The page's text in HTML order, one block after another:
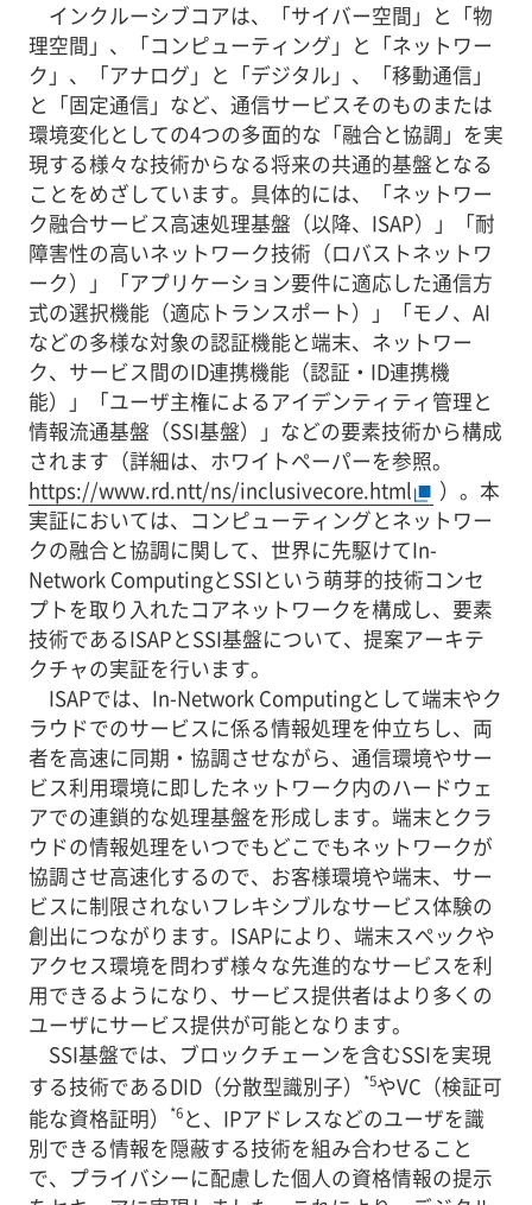
インクルーシブコアは、「サイバー空間」と「物
理空間」、「コンピューティング」と「ネットワー
ク」、「アナログ」と「デジタル」、「移動通信」
と「固定通信」など、通信サービスそのものまたは
環境変化としての4つの多面的な「融合と協調」を実
現する様々な技術からなる将来の共通的基盤となる
ことをめざしています。具体的には、「ネットワー
ク融合サービス高速処理基盤（以降、ISAP）」「耐
障害性の高いネットワーク技術（ロバストネットワ
ーク）」「アプリケーション要件に適応した通信方
式の選択機能（適応トランスポート）」「モノ、AI
などの多様な対象の認証機能と端末、ネットワー
ク、サービス間のID連携機能（認証・ID連携機
能）」「ユーザ主権によるアイデンティティ管理と
情報流通基盤（SSI基盤）」などの要素技術から構成
されます（詳細は、ホワイトペーパーを参照。
https://www.rd.ntt/ns/inclusivecore.html
）。本
実証においては、コンピューティングとネットワー
クの融合と協調に関して、世界に先駆けてIn-
Network ComputingとSSIという萌芽的技術コンセ
プトを取り入れたコアネットワークを構成し、要素
技術であるISAPとSSI基盤について、提案アーキテ
クチャの実証を行います。
ISAPでは、In-Network Computingとして端末やク
ラウドでのサービスに係る情報処理を仲立ちし、両
者を高速に同期・協調させながら、通信環境やサー
ビス利用環境に即したネットワーク内のハードウェ
アでの連鎖的な処理基盤を形成します。端末とクラ
ウドの情報処理をいつでもどこでもネットワークが
協調させ高速化するので、お客様環境や端末、サー
ビスに制限されないフレキシブルなサービス体験の
創出につながります。ISAPにより、端末スペックや
アクセス環境を問わず様々な先進的なサービスを利
用できるようになり、サービス提供者はより多くの
ユーザにサービス提供が可能となります。
SSI基盤では、ブロックチェーンを含むSSIを実現
する技術であるDID（分散型識別子）
*5やVC（検証可
能な資格証明）
*6と、IPアドレスなどのユーザを識
別できる情報を隠蔽する技術を組み合わせること
で、プライバシーに配慮した個人の資格情報の提示